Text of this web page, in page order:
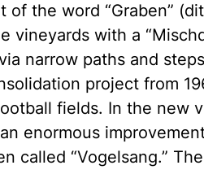
the word “Graben”
with a
narrow paths and
project from
fields. In the new
enormous
called “Vogelsang.”